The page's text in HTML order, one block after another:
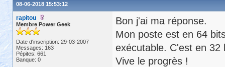
08-06-2018 15:53:12
rapitou
Membre Power Geek
Date d'inscription: 29-03-2007
Messages: 163
Pépites: 661
Banque: 0
Bon j'ai ma réponse.
Mon poste est en 64
exécutable. C'est en 32
Vive le progrès !